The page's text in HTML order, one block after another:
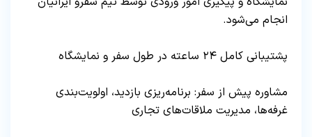
انجام می‌شود.
پشتیبانی کامل ۲۴ ساعته در طول سفر و نمایشگاه
مشاوره پیش از سفر: برنامه‌ریزی بازدید، اولویت‌بندی
غرفه‌ها، مدیریت ملاقات‌های تجاری